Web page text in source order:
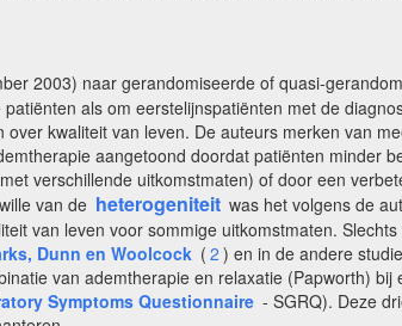
2003) naar gerandomiseerde of quasi-
als om eerstelijnspatiënten met de
kwaliteit van leven. De auteurs merken van
aangetoond doordat patiënten minder
verschillende uitkomstmaten) of door een
van de heterogeniteit was het volgens de
van leven voor sommige uitkomstmaten.
Dunn en Woolcock ( 2 ) en in de andere
van ademtherapie en relaxatie (Papworth)
Symptoms Questionnaire - SGRQ). Deze